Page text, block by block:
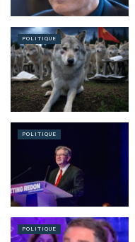
POLITIQUE
POLITIQUE
POLITIQUE